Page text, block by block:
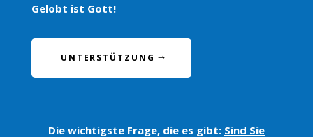
Gelobt ist Gott!
UNTERSTÜTZUNG
Die wichtigste Frage, die es gibt: Sind Sie